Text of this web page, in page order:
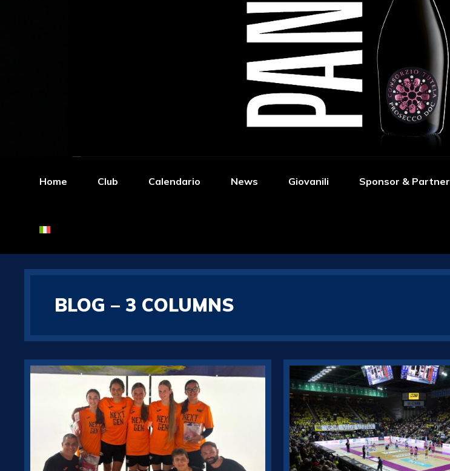
Home Club Calendario News Giovanili Sponsor & Partner
BLOG – 3 COLUMNS